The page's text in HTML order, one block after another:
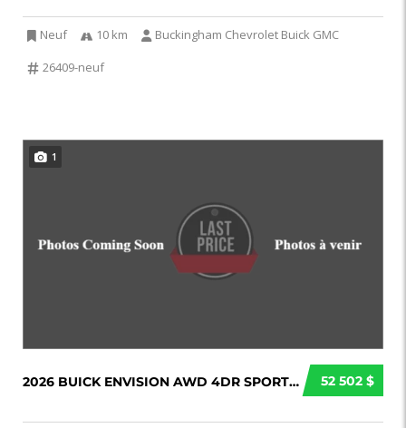
Neuf 10 km
Buckingham Chevrolet Buick GMC
26409-neuf
1
52 502 $
2026 BUICK ENVISION AWD 4DR SPORT TOURING...